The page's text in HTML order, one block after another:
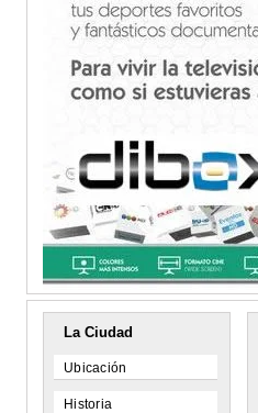
La Ciudad
Ubicación
Historia